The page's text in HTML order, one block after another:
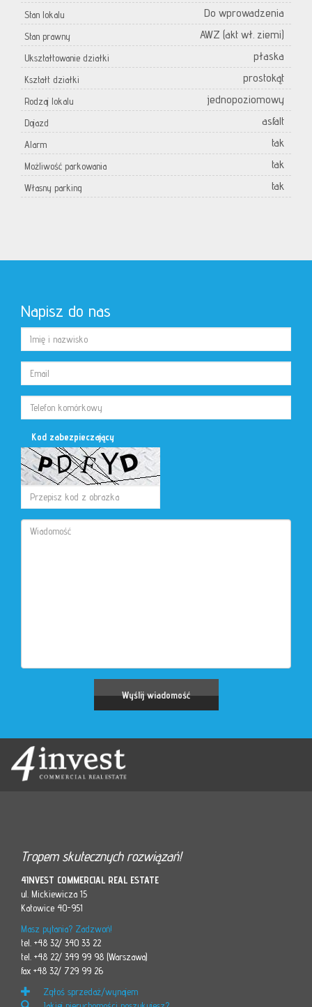
Stan lokalu
Do wprowadzenia
Stan prawny AWZ (akt wł. ziemi)
Ukształtowanie działki płaska
Kształt działki prostokąt
Rodzaj lokalu jednopoziomowy
Dojazd asfalt
Alarm tak
Możliwość parkowania tak
Własny parking tak
Napisz do nas
Kod zabezpieczający
Tropem skutecznych rozwiązań!
4INVEST COMMERCIAL REAL ESTATE
ul. Mickiewicza 15
Katowice 40-951
Masz pytania? Zadzwoń!
tel. +48 32/ 340 33 22
tel. +48 22/ 349 99 98 (Warszawa)
fax +48 32/ 729 99 26
Zgłoś sprzedaż/wynajem